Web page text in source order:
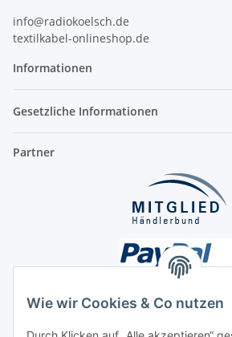
Wie wir Cookies & Co nutzen
info@radiokoelsch.de
textilkabel-onlineshop.de
Informationen
Gesetzliche Informationen
Partner